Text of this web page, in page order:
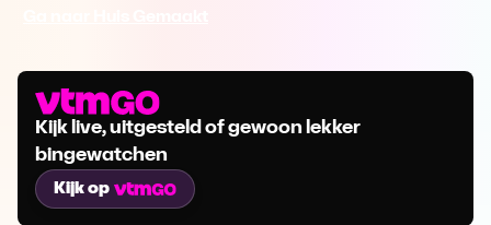
Kijk live, uitgesteld of gewoon lekker
bingewatchen
Kijk op